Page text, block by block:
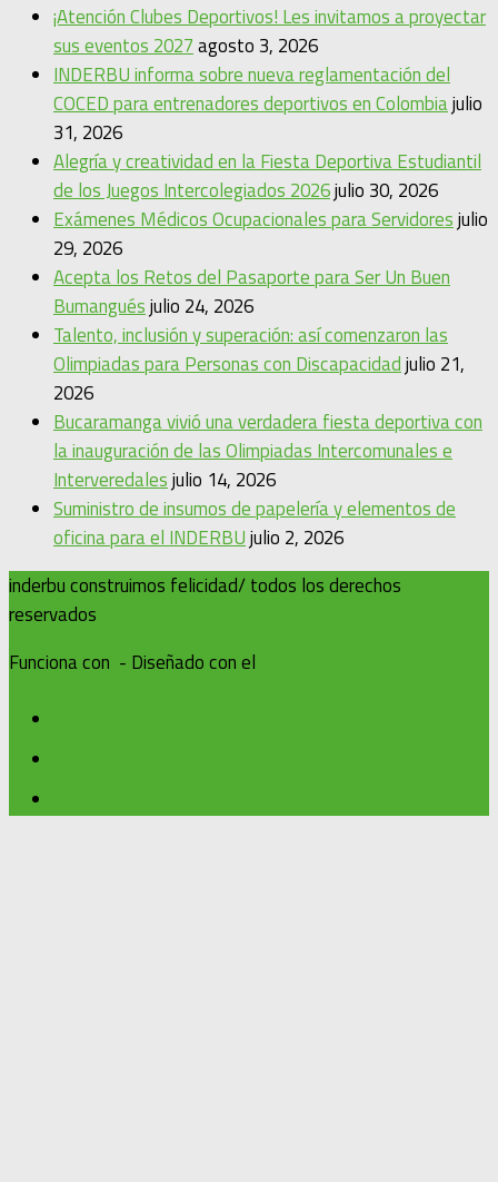
¡Atención Clubes Deportivos! Les invitamos a proyectar
sus eventos 2027agosto 3, 2026
INDERBU informa sobre nueva reglamentación del
COCED para entrenadores deportivos en Colombiajulio
31, 2026
Alegría y creatividad en la Fiesta Deportiva Estudiantil
de los Juegos Intercolegiados 2026julio 30, 2026
Exámenes Médicos Ocupacionales para Servidoresjulio
29, 2026
Acepta los Retos del Pasaporte para Ser Un Buen
Bumanguésjulio 24, 2026
Talento, inclusión y superación: así comenzaron las
Olimpiadas para Personas con Discapacidadjulio 21,
2026
Bucaramanga vivió una verdadera fiesta deportiva con
la inauguración de las Olimpiadas Intercomunales e
Interveredalesjulio 14, 2026
Suministro de insumos de papelería y elementos de
oficina para el INDERBUjulio 2, 2026
inderbu construimos felicidad/ todos los derechos
reservados
Funciona con - Diseñado con el